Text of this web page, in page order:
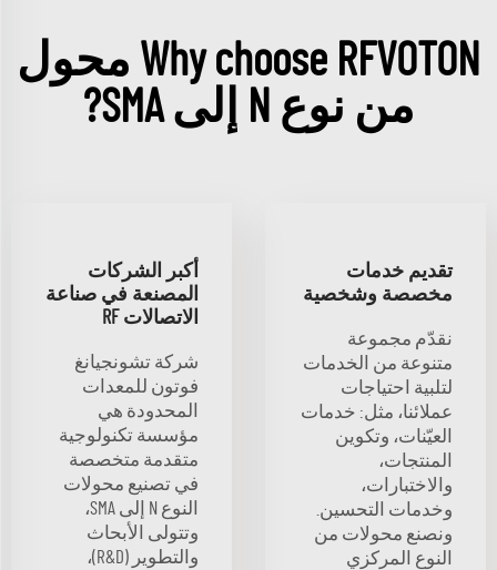
Why choose RFVOTON محول
من نوع N إلى SMA?
تقديم خدمات
مخصصة وشخصية
نقدّم مجموعة
متنوعة من الخدمات
لتلبية احتياجات
عملائنا، مثل: خدمات
العيّنات، وتكوين
المنتجات،
والاختبارات،
وخدمات التحسين.
ونصنع محولات من
النوع المركزي
أكبر الشركات
المصنعة في صناعة
الاتصالات RF
شركة تشونجيانغ
فوتون للمعدات
المحدودة هي
مؤسسة تكنولوجية
متقدمة متخصصة
في تصنيع محولات
النوع N إلى SMA،
وتتولى الأبحاث
والتطوير (R&D)،